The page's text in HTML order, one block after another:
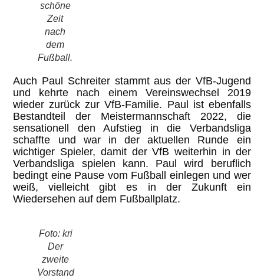
schöne
Zeit
nach
dem
Fußball.
Auch Paul Schreiter stammt aus der VfB-Jugend
und kehrte nach einem Vereinswechsel 2019
wieder zurück zur VfB-Familie. Paul ist ebenfalls
Bestandteil der Meistermannschaft 2022, die
sensationell den Aufstieg in die Verbandsliga
schaffte und war in der aktuellen Runde ein
wichtiger Spieler, damit der VfB weiterhin in der
Verbandsliga spielen kann. Paul wird beruflich
bedingt eine Pause vom Fußball einlegen und wer
weiß, vielleicht gibt es in der Zukunft ein
Wiedersehen auf dem Fußballplatz.
Foto: kri
Der
zweite
Vorstand